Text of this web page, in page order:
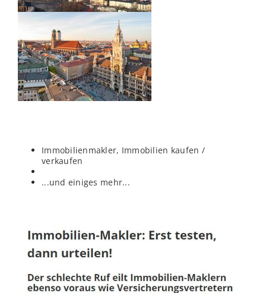
Immobilienmakler, Immobilien kaufen /
verkaufen
...und einiges mehr...